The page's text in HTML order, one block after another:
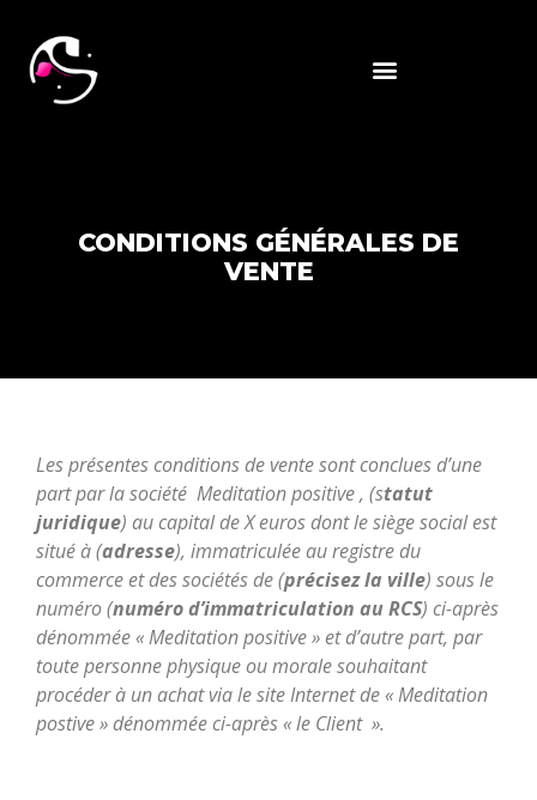
CONDITIONS GÉNÉRALES DE
VENTE
Les présentes conditions de vente sont conclues d’une
part par la société Meditation positive , (statut
juridique) au capital de X euros dont le siège social est
situé à (adresse), immatriculée au registre du
commerce et des sociétés de (précisez la ville) sous le
numéro (numéro d’immatriculation au RCS) ci-après
dénommée « Meditation positive » et d’autre part, par
toute personne physique ou morale souhaitant
procéder à un achat via le site Internet de « Meditation
postive » dénommée ci-après « le Client ».